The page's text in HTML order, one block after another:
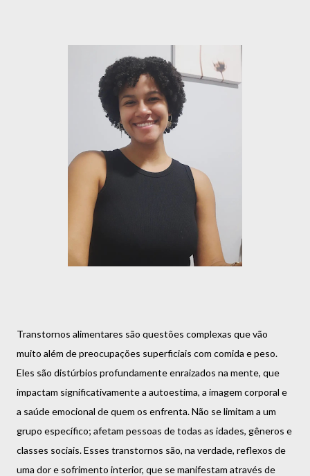
Transtornos alimentares são questões complexas que vão
muito além de preocupações superficiais com comida e peso.
Eles são distúrbios profundamente enraizados na mente, que
impactam significativamente a autoestima, a imagem corporal e
a saúde emocional de quem os enfrenta. Não se limitam a um
grupo específico; afetam pessoas de todas as idades, gêneros e
classes sociais. Esses transtornos são, na verdade, reflexos de
uma dor e sofrimento interior, que se manifestam através de